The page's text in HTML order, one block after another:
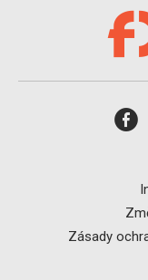
Zásady